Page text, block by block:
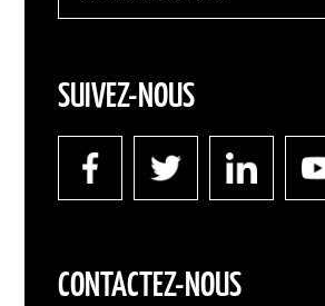
SUIVEZ-NOUS
CONTACTEZ-NOUS